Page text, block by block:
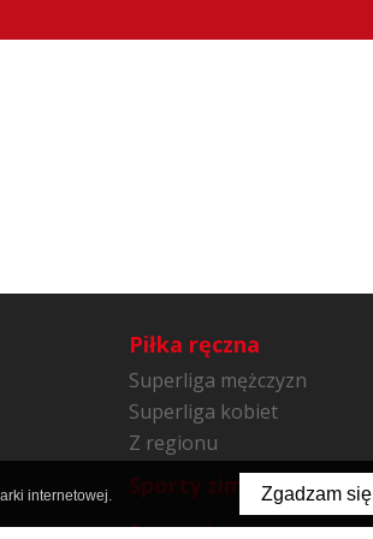
Piłka ręczna
Superliga mężczyzn
Superliga kobiet
Z regionu
Sporty zimowe
Sporty inne
internetowej. Zgadzam się